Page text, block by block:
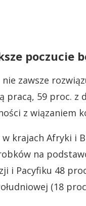
poczucie
zawsze
pracą, 59 proc. z
z wiązaniem
krajach Afryki i
na
i Pacyfiku 48
(18